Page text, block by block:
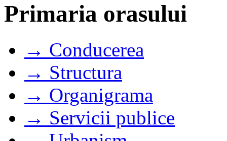
Primaria orasului
→ Conducerea
→ Structura
→ Organigrama
→ Servicii publice